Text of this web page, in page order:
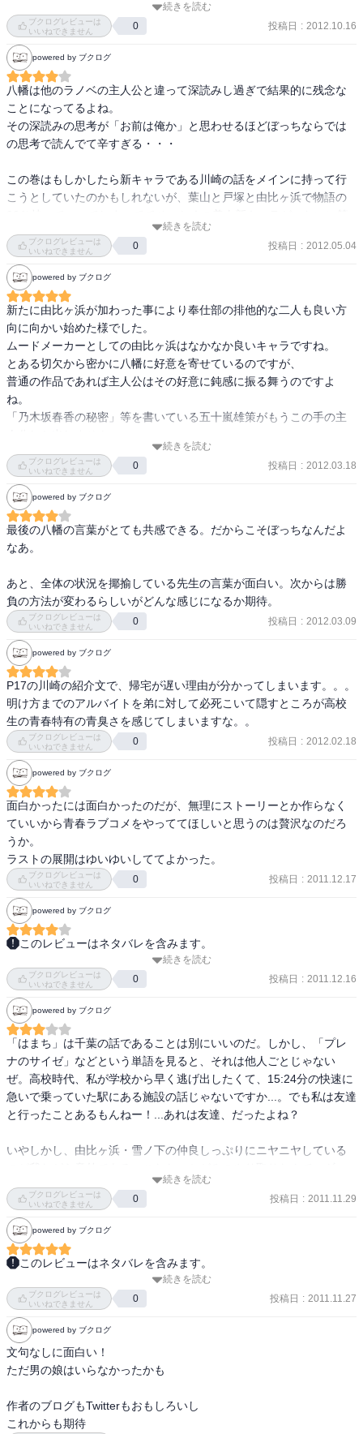
残念なメンバーを加えた「ベントー」に近い気がします。
ただ、シリアスパートは感動よりストーリーの弱さの方が上にきて
しまう。
全体的に突っ走るかいい感じで残念さのカオスになるかを個人的に
は望みます。
続きを読む
ブクログレビューは
いいねできません
0 投稿日 : 2012.10.16
powered by ブクログ
八幡は他のラノベの主人公と違って深読みし過ぎで結果的に残念な
ことになってるよね。
その深読みの思考が「お前は俺か」と思わせるほどぼっちならでは
の思考で読んでて辛すぎる・・・
この巻はもしかしたら新キャラである川崎の話をメインに持って行
こうとしていたのかもしれないが、葉山と戸塚と由比ヶ浜で物語の
しい状態に。
特に葉山が輝きすぎていてもうね・・・。イケメンでリア充だけど
ぼっち側から見てもいいやつなんだよね。なにこの無敵キャラ。
小町？あぁ、そういうのもいたな（ﾏﾃ
続きを読む
ブクログレビューは
いいねできません
0 投稿日 : 2012.05.04
powered by ブクログ
新たに由比ヶ浜が加わった事により奉仕部の排他的な二人も良い方
向に向かい始めた様でした。
ムードメーカーとしての由比ヶ浜はなかなか良いキャラですね。
とある切欠から密かに八幡に好意を寄せているのですが、
普通の作品であれば主人公はその好意に鈍感に振る舞うのですよ
ね。
「乃木坂春香の秘密」等を書いている五十嵐雄策がもうこの手の主
悪い奴ではないですし、言動自体も結構まともな部類で
少女達から好感を持たれる要素はないでもありません。しかし、何
か腑に落ちない。
気を配れるような少年が自分に寄せる好意に反応しないと言うのは
余りに現実感が乏しいです。
自分の事ばかりを考えるのならば、相手の感情に気が付かないと言
女性に興味がないか、相当のアホかだと思うのですが、そうでもな
いし。
ですからそれに比べるとこの作品の主人公である八幡は
由比ヶ浜が八幡に好意を示している事にきちんと気付きますし、
しかしだからこそその好意を信じられずに逆走してしまうのです
ね。
そこにぼっちを形成してきた負い目というものの根深さが感じられ
ますし、
直ぐに変わらないところにも感情移入できる余地があります。
皆多かれ少なかれトラウマとなるようなエピソードは抱えているで
しょうから。
そこから作品として八幡らが如何に人と接するようになっていく様
変わるのか、
それとも変わらぬ侭終わってしまうのか注目されます。
続きを読む
ブクログレビューは
いいねできません
0 投稿日 : 2012.03.18
powered by ブクログ
最後の八幡の言葉がとても共感できる。だからこそぼっちなんだよ
なあ。
あと、全体の状況を揶揄している先生の言葉が面白い。次からは勝
負の方法が変わるらしいがどんな感じになるか期待。
ブクログレビューは
いいねできません
0 投稿日 : 2012.03.09
powered by ブクログ
P17の川崎の紹介文で、帰宅が遅い理由が分かってしまいます。。。
明け方までのアルバイトを弟に対して必死こいて隠すところが高校
生の青春特有の青臭さを感じてしまいますな。。
ブクログレビューは
いいねできません
0 投稿日 : 2012.02.18
powered by ブクログ
面白かったには面白かったのだが、無理にストーリーとか作らなく
ていいから青春ラブコメをやっててほしいと思うのは贅沢なのだろ
うか。
ラストの展開はゆいゆいしててよかった。
ブクログレビューは
いいねできません
0 投稿日 : 2011.12.17
powered by ブクログ
このレビューはネタバレを含みます。
結衣の正体というか過去にあったことがわかるまで。
手伝ってもらったんだから、隼人がふられた？のにせめて笑わずに
ねぎらいの言葉をかけてあげてください。
と、性根がだいぶんやばい主人公ですが、相変わらず立ち位置や語
りはおもしろいです。
妹さんが一番可愛いかもとか思ってみたり。
続きを読む
ブクログレビューは
いいねできません
0 投稿日 : 2011.12.16
powered by ブクログ
「はまち」は千葉の話であることは別にいいのだ。しかし、「プレ
ナのサイゼ」などという単語を見ると、それは他人ごとじゃない
ぜ。高校時代、私が学校から早く逃げ出したくて、15:24分の快速に
急いで乗っていた駅にある施設の話じゃないですか...。でも私は友達
と行ったことあるもんねー！...あれは友達、だったよね？
いやしかし、由比ヶ浜・雪ノ下の仲良しっぷりにニヤニヤしている
グとしてしか見られなかったのになー。雪ノ下が心を許すのもわか
るくらい、由比ヶ浜が真っ直ぐでいい娘である(ウザいのは確かだけ
れどｗ
渡航「やはり俺の青春ラブコメは間違っている」２巻読了。メイン
となる川崎の話がちょっと弱かったのが残念。メインの話よりむし
ろ、葉山の話のほうがよかった。この作品のいいところは、ぼっち
とリア充の異文化交流なのだ。
ぼっちがリア充になるでもなく、リア充がぼっちの正しさを認める
でもなく。ただ、交流の中で理解は深まり、嫌悪感が少し薄れてい
関係性に少し近づいた感じ？
続きを読む
ブクログレビューは
いいねできません
0 投稿日 : 2011.11.29
powered by ブクログ
このレビューはネタバレを含みます。
この八幡の性根はやはり腐ってるな．
将来になりたいもの：専業主夫．
理由：働いたら負けだと思う．
とか．
しかしあれだ．
途中なんか昔を思い出して悲しくもなったりして…（T△T）
彼は相手を愛して愛されて，そしていつか相手に捨てられるのが怖
続きを読む
ブクログレビューは
いいねできません
0 投稿日 : 2011.11.27
powered by ブクログ
文句なしに面白い！
ただ男の娘はいらなかったかも
作者のブログもTwitterもおもしろいし
これからも期待